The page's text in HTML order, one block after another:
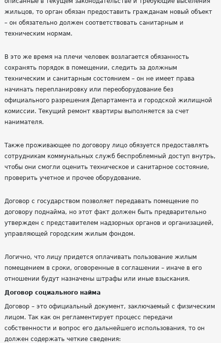
жильцов, то орган обязан предоставить гражданам новый объект
– он обязательно должен соответствовать санитарным и
техническим нормам.
В это же время на плечи человек возлагается обязанность
сохранять порядок в помещении, следить за должным
техническим и санитарным состоянием – он не имеет права
начинать перепланировку или переоборудование без
официального разрешения Департамента и городской жилищной
комиссии. Текущий ремонт квартиры выполняется за счет
нанимателя.
Также проживающее по договору лицо обязуется предоставлять
сотрудникам коммунальных служб беспроблемный доступ внутрь,
чтобы они смогли оценить техническое и санитарное состояние,
проверить учетное и прочее оборудование.
Договор с государством позволяет передавать помещение по
договору поднайма, но этот факт должен быть предварительно
утвержден с представителем надзорных органов и организацией,
управляющей городским жилым фондом.
Логично, что лицу придется оплачивать пользование жилым
помещением в сроки, оговоренные в соглашении – иначе в его
отношении будут назначены штрафы или иные взыскания.
Договор социального найма
Договор – это официальный документ, заключаемый с физическим
лицом. Так как он регламентирует процесс передачи
собственности и вопрос его дальнейшего использования, то он
должен содержать четкие сведения: